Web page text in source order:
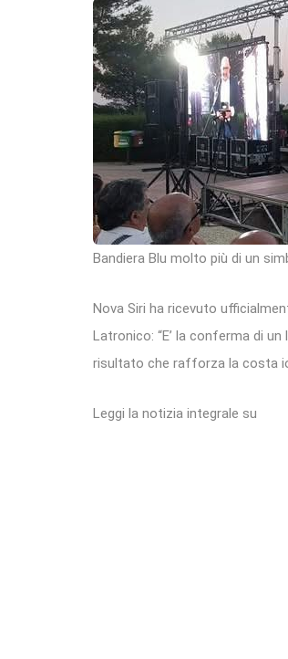
Bandiera Blu molto più di un
Nova Siri ha ricevuto
Latronico: “E’ la conferma di
risultato che rafforza la costa
Leggi la notizia integrale su